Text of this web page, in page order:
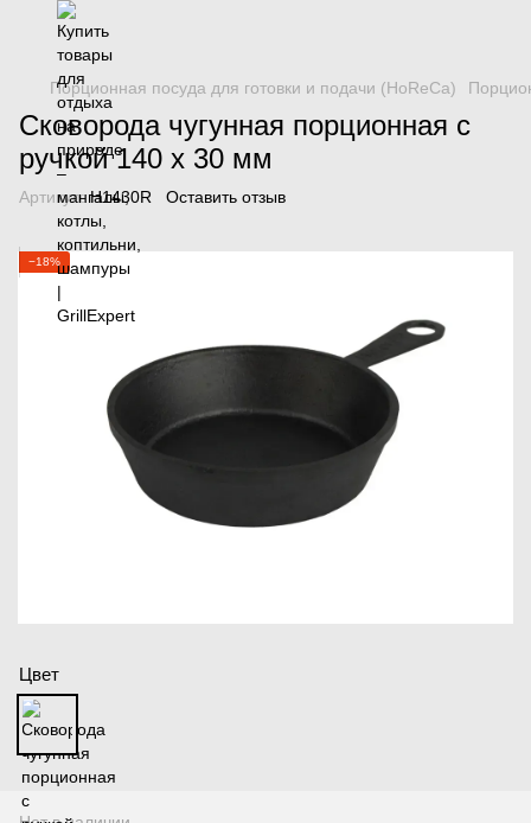
Порционная посуда для готовки и подачи (HoReCa)
Сковорода чугунная порционная с
ручкой 140 х 30 мм
Артикул:H1430R Оставить отзыв
−18%
Цвет